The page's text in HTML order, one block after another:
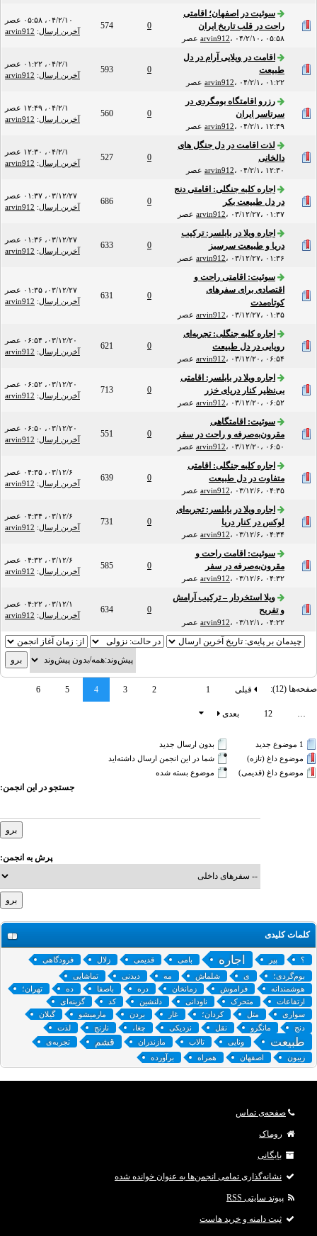
سوئیت در اصفهان؛ اقامتی
راحت در قلب تاریخ ایران
arvin912، ۰۴/۲/۱۰، ۰۵:۵۸ عصر
0
574
۰۴/۲/۱۰، ۰۵:۵۸ عصر
آخرین ارسال:
arvin912
اقامت در ویلایی آرام در دل
طبیعت
arvin912، ۰۴/۲/۱، ۰۱:۲۲ عصر
0
593
۰۴/۲/۱، ۰۱:۲۲ عصر
آخرین ارسال:
arvin912
رزرو اقامتگاه بومگردی در
سرتاسر ایران
arvin912، ۰۴/۲/۱، ۱۲:۴۹ عصر
0
560
۰۴/۲/۱، ۱۲:۴۹ عصر
آخرین ارسال:
arvin912
لذت اقامت در دل جنگل های
دالخانی
arvin912، ۰۴/۲/۱، ۱۲:۳۰ عصر
0
527
۰۴/۲/۱، ۱۲:۳۰ عصر
آخرین ارسال:
arvin912
اجاره کلبه جنگلی: اقامتی دنج
در دل طبیعت بکر
arvin912، ۰۳/۱۲/۲۷، ۰۱:۳۷ عصر
0
686
۰۳/۱۲/۲۷، ۰۱:۳۷ عصر
آخرین ارسال:
arvin912
اجاره ویلا در بابلسر: ترکیب
دریا و طبیعت سرسبز
arvin912، ۰۳/۱۲/۲۷، ۰۱:۳۶ عصر
0
633
۰۳/۱۲/۲۷، ۰۱:۳۶ عصر
آخرین ارسال:
arvin912
سوئیت: اقامتی راحت و
اقتصادی برای سفرهای
کوتاه‌مدت
arvin912، ۰۳/۱۲/۲۷، ۰۱:۳۵ عصر
0
631
۰۳/۱۲/۲۷، ۰۱:۳۵ عصر
آخرین ارسال:
arvin912
اجاره کلبه جنگلی: تجربه‌ای
رویایی در دل طبیعت
arvin912، ۰۳/۱۲/۲۰، ۰۶:۵۴ عصر
0
621
۰۳/۱۲/۲۰، ۰۶:۵۴ عصر
آخرین ارسال:
arvin912
اجاره ویلا در بابلسر: اقامتی
بی‌نظیر کنار دریای خزر
arvin912، ۰۳/۱۲/۲۰، ۰۶:۵۲ عصر
0
713
۰۳/۱۲/۲۰، ۰۶:۵۲ عصر
آخرین ارسال:
arvin912
سوئیت: اقامتگاهی
مقرون‌به‌صرفه و راحت در سفر
arvin912، ۰۳/۱۲/۲۰، ۰۶:۵۰ عصر
0
551
۰۳/۱۲/۲۰، ۰۶:۵۰ عصر
آخرین ارسال:
arvin912
اجاره کلبه جنگلی: اقامتی
متفاوت در دل طبیعت
arvin912، ۰۳/۱۲/۶، ۰۴:۳۵ عصر
0
639
۰۳/۱۲/۶، ۰۴:۳۵ عصر
آخرین ارسال:
arvin912
اجاره ویلا در بابلسر: تجربه‌ای
لوکس در کنار دریا
arvin912، ۰۳/۱۲/۶، ۰۴:۳۴ عصر
0
731
۰۳/۱۲/۶، ۰۴:۳۴ عصر
آخرین ارسال:
arvin912
سوئیت: اقامت راحت و
مقرون‌به‌صرفه در سفر
arvin912، ۰۳/۱۲/۶، ۰۴:۳۲ عصر
0
585
۰۳/۱۲/۶، ۰۴:۳۲ عصر
آخرین ارسال:
arvin912
ویلا استخردار – ترکیب آرامش
و تفریح
arvin912، ۰۳/۱۲/۱، ۰۴:۲۲ عصر
0
634
۰۳/۱۲/۱، ۰۴:۲۲ عصر
آخرین ارسال:
arvin912
صفحه‌ها (12): قبلی 1
2
3
4
5
6
…
12 بعدی
موضوع داغ (تازه‌)
موضوع داغ (قدیمی)
بدون ارسال جدید‌
شما در این انجمن ارسال داشته‌اید
موضوع بسته شده
جستجو در این انجمن:
پرش به انجمن:
کلمات کلیدی
؟ پیر اجاره بامی قدیمی زلال
فرودگاهی
بوم‌گردی؛
ی شلماش مه دیدنی
تماشایی
هوشمندانه
فراموش زمانخان دره‌ باصفا ده
تهران؛
ارتفاعات
متحرک ناودانی دلنشین کد
گزینه‌ای
سواری
متل کردان؛ غار بردن مارمیشو
گیلان
دنج
مانگرو نقل نزدیکی چغا، نارنج لذت
طبیعت ونایی تالاب مازندران قشم
تجربه‌ی
زیبون
اصفهان همراه برآورده
صفحه‌ی تماس
روماک
بایگانی
نشانه‌گذاری تمامی انجمن‌ها به عنوان خوانده شده
پیوند سایتی RSS
ثبت دامنه و خرید هاست